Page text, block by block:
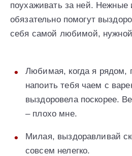
поухаживать за ней. Нежные
обязательно помогут
себя самой любимой,
Любимая, когда я рядом,
напоить тебя чаем с
выздоровела поскорее.
– плохо мне.
Милая, выздоравливай
совсем нелегко.